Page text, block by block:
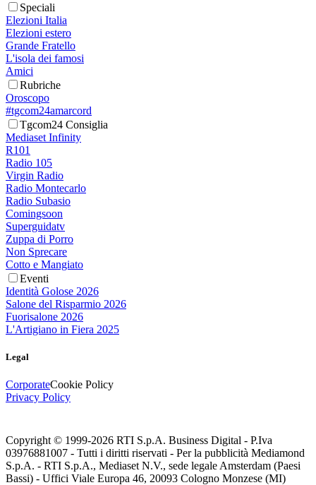
Speciali
Elezioni Italia
Elezioni estero
Grande Fratello
L'isola dei famosi
Amici
Rubriche
Oroscopo
#tgcom24amarcord
Tgcom24 Consiglia
Mediaset Infinity
R101
Radio 105
Virgin Radio
Radio Montecarlo
Radio Subasio
Comingsoon
Superguidatv
Zuppa di Porro
Non Sprecare
Cotto e Mangiato
Eventi
Identità Golose 2026
Salone del Risparmio 2026
Fuorisalone 2026
L'Artigiano in Fiera 2025
Legal
CorporateCookie Policy
Privacy Policy
Copyright © 1999-2026 RTI S.p.A. Business Digital - P.Iva
03976881007 - Tutti i diritti riservati - Per la pubblicità Mediamond
S.p.A. - RTI S.p.A., Mediaset N.V., sede legale Amsterdam (Paesi
Bassi) - Uffici Viale Europa 46, 20093 Cologno Monzese (MI)